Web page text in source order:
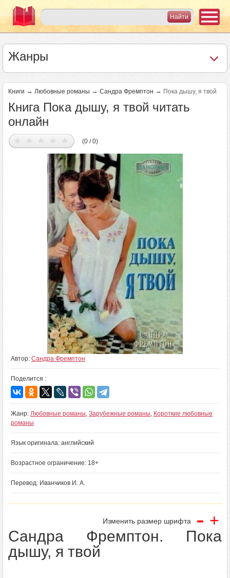
Жанры
Книги → Любовные романы → Сандра Фремптон → Пока дышу, я твой
Книга Пока дышу, я твой читать
онлайн
(0 / 0)
Автор: Сандра Фремптон
Поделится :
Жанр: Любовные романы, Зарубежные романы, Короткие любовные
романы
Язык оригинала: английский
Возрастное ограничение: 18+
Перевод: Иванчиков И. А.
Изменить размер шрифта - +
Сандра Фремптон. Пока
дышу, я твой